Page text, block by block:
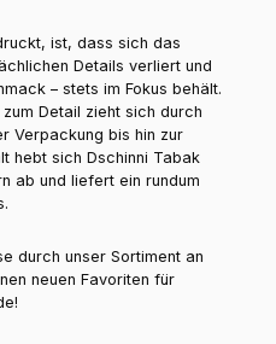
ist, dass sich das
Details verliert und
– stets im Fokus behält.
Detail zieht sich durch
Verpackung bis hin zur
hebt sich Dschinni Tabak
ab und liefert ein rundum
durch unser Sortiment an
neuen Favoriten für